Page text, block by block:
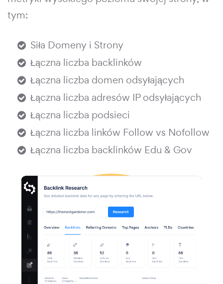
tym:
Siła Domeny i Strony
Łączna liczba backlinków
Łączna liczba domen odsyłających
Łączna liczba adresów IP odsyłających
Łączna liczba podsieci
Łączna liczba linków Follow vs Nofollow
Łączna liczba backlinków Edu & Gov